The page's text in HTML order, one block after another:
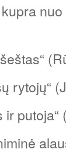
nuo
rytojų“